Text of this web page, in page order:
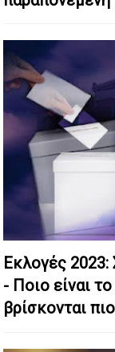
Εκλογές
- Ποιο είναι
βρίσκονται